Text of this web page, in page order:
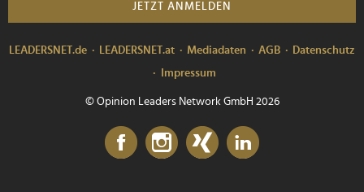
JETZT ANMELDEN
LEADERSNET.de LEADERSNET.at Mediadaten AGB
Datenschutz
Impressum
© Opinion Leaders Network GmbH 2026